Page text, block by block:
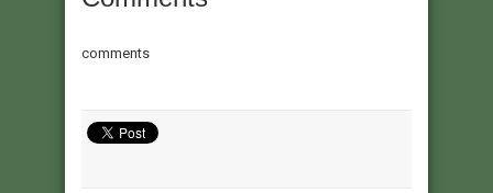
comments